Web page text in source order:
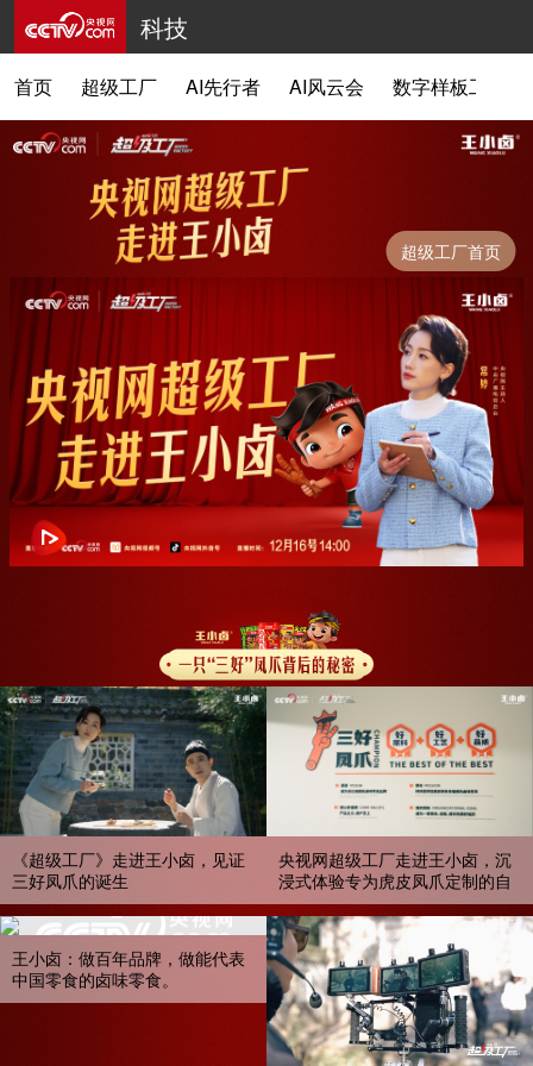
科技
首页 超级工厂 AI先行者 AI风云会 数字样板工程
超级工厂首页
《超级工厂》走进王小卤，见证
三好凤爪的诞生
央视网超级工厂走进王小卤，沉
浸式体验专为虎皮凤爪定制的自
动化生产线，探秘好原料、好工
艺、好品质的“三好凤爪”。
王小卤：做百年品牌，做能代表
中国零食的卤味零食。